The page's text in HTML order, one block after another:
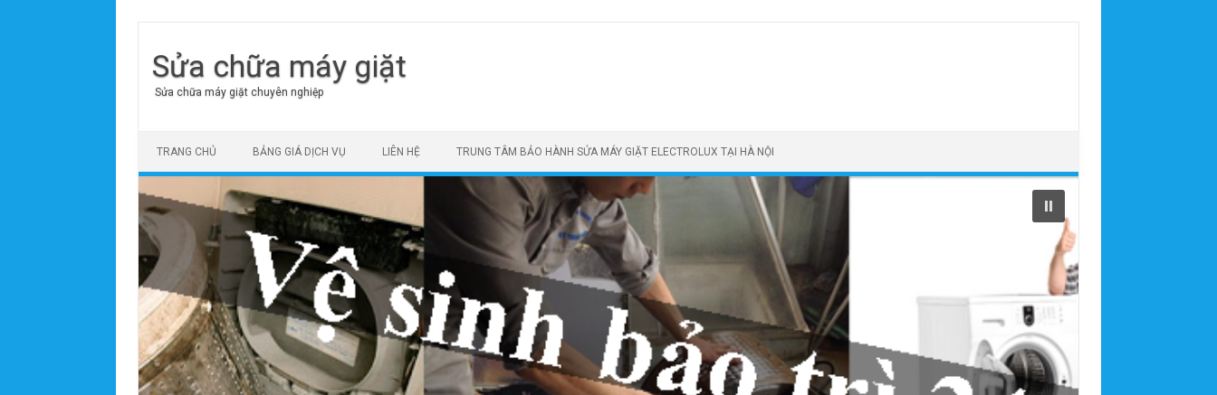
Sửa chữa máy giặt
Sửa chữa máy giặt chuyên nghiệp
TRANG CHỦ BẢNG GIÁ DỊCH VỤ LIÊN HỆ TRUNG TÂM BẢO HÀNH SỬA MÁY GIẶT ELECTROLUX TẠI HÀ NỘI